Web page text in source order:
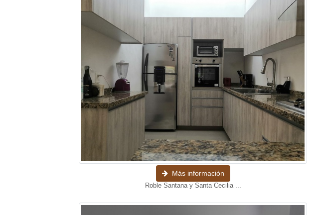
Más información
Roble Santana y Santa Cecilia ...